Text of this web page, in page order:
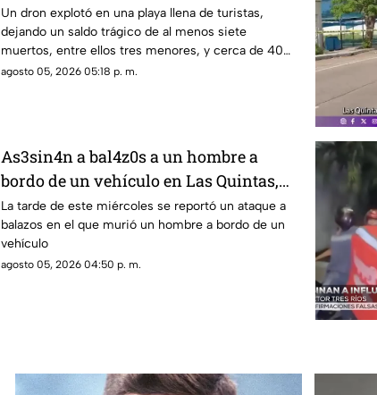
muertos y heridos
Un dron explotó en una playa llena de turistas,
dejando un saldo trágico de al menos siete
muertos, entre ellos tres menores, y cerca de 40
heridos.
agosto 05, 2026 05:18 p. m.
As3sin4n a bal4z0s a un hombre a
bordo de un vehículo en Las Quintas,
Culiacán
La tarde de este miércoles se reportó un ataque a
balazos en el que murió un hombre a bordo de un
vehículo
agosto 05, 2026 04:50 p. m.